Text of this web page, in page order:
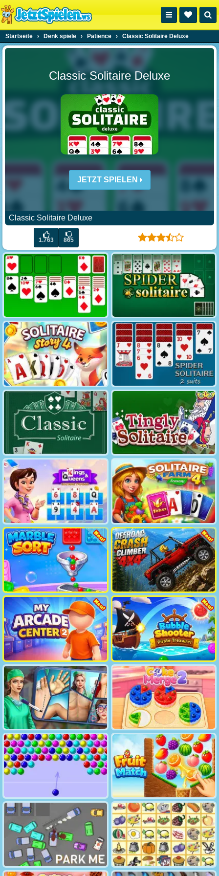
Startseite › Denk spiele › Patience › Classic Solitaire Deluxe
Classic Solitaire Deluxe
JETZT SPIELEN
Classic Solitaire Deluxe
1.763 865